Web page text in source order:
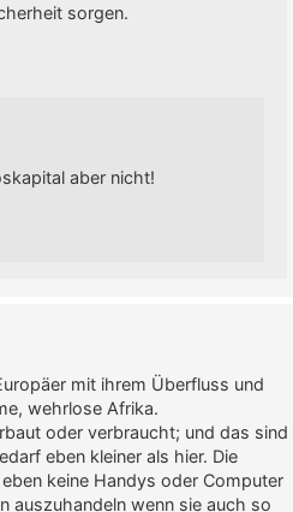
sorgen.
aber nicht!
mit ihrem Überfluss und
wehrlose Afrika.
oder verbraucht; und das sind
eben kleiner als hier. Die
keine Handys oder Computer
auszuhandeln wenn sie auch so